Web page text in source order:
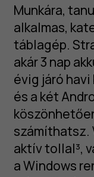
Munkára,
alkalmas,
táblagép.
akár 3 nap
évig járó
és a két
számíthatsz.
aktív tollal³,
a Windows